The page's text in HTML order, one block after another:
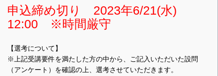
申込締め切り 2023年6/21(水)
12:00 ※時間厳守
【選考について】
※上記受講要件を満たした方の中から、ご記入いただいた設問
（アンケート）を確認の上、選考させていただきます。